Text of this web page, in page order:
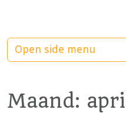
Maand:
Open side menu